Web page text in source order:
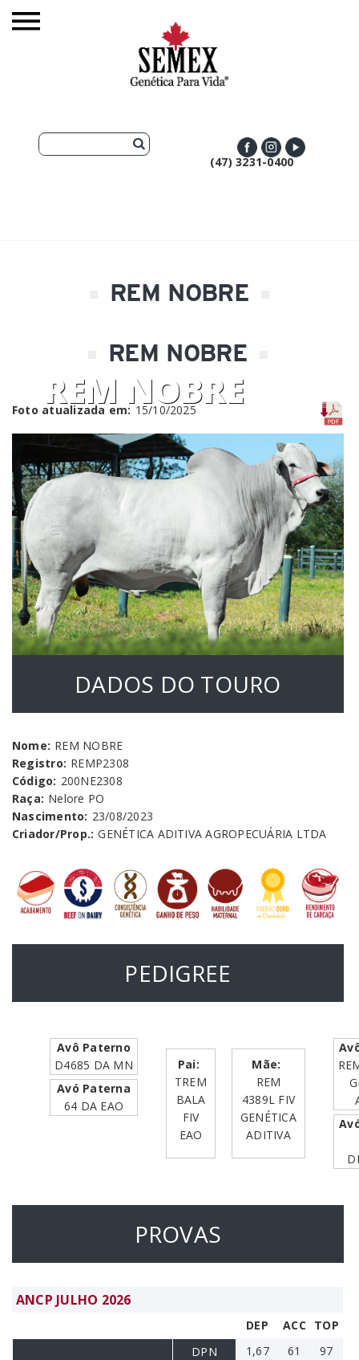
(47) 3231-0400
REM NOBRE
REM NOBRE
REM NOBRE
Foto atualizada em: 15/10/2025
DADOS DO TOURO
Nome: REM NOBRE
Registro: REMP2308
Código: 200NE2308
Raça: Nelore PO
Nascimento: 23/08/2023
Criador/Prop.: GENÉTICA ADITIVA AGROPECUÁRIA LTDA
PEDIGREE
Avô Paterno
D4685 DA MN
Avó Paterna
64 DA EAO
Pai:
TREM
BALA
FIV
EAO
Mãe:
REM
4389L FIV
GENÉTICA
ADITIVA
PROVAS
ANCP JULHO 2026
DEP ACC TOP
DPN 1,67 61
97